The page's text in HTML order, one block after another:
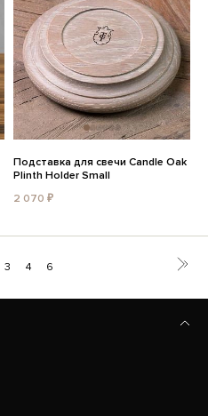
Подставка для свечи Candle Oak
Plinth Holder Small
2 070 ₽
3 4 6